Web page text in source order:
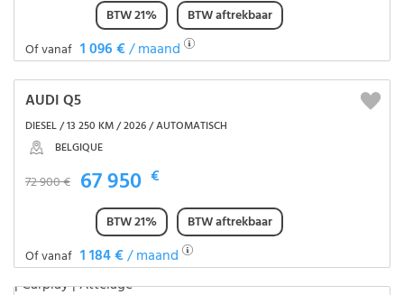
BTW 21%
BTW aftrekbaar
Of vanaf 1 096 €/ maand
AUDI Q5
DIESEL / 13 250 KM / 2026 / AUTOMATISCH
BELGIQUE
72 900 € 67 950 €
BTW 21%
BTW aftrekbaar
Of vanaf 1 184 €/ maand